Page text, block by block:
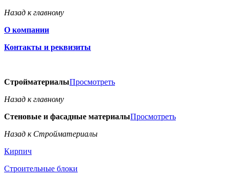
Назад к главному
О компании
Контакты и реквизиты
СтройматериалыПросмотреть
Назад к главному
Стеновые и фасадные материалыПросмотреть
Назад к Стройматериалы
Кирпич
Строительные блоки